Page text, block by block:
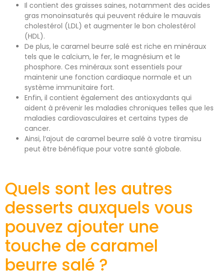
Il contient des graisses saines, notamment des acides
gras monoinsaturés qui peuvent réduire le mauvais
cholestérol (LDL) et augmenter le bon cholestérol
(HDL).
De plus, le caramel beurre salé est riche en minéraux
tels que le calcium, le fer, le magnésium et le
phosphore. Ces minéraux sont essentiels pour
maintenir une fonction cardiaque normale et un
système immunitaire fort.
Enfin, il contient également des antioxydants qui
aident à prévenir les maladies chroniques telles que les
maladies cardiovasculaires et certains types de
cancer.
Ainsi, l’ajout de caramel beurre salé à votre tiramisu
peut être bénéfique pour votre santé globale.
Quels sont les autres
desserts auxquels vous
pouvez ajouter une
touche de caramel
beurre salé ?